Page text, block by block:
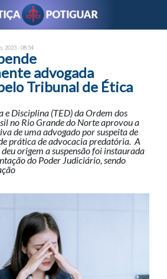
2023 - 08:54
advogada
Tribunal de Ética
e Disciplina (TED) da Ordem dos
no Rio Grande do Norte aprovou a
de uma advogado por suspeita de
prática de advocacia predatória. A
origem a suspensão foi instaurada
do Poder Judiciário, sendo